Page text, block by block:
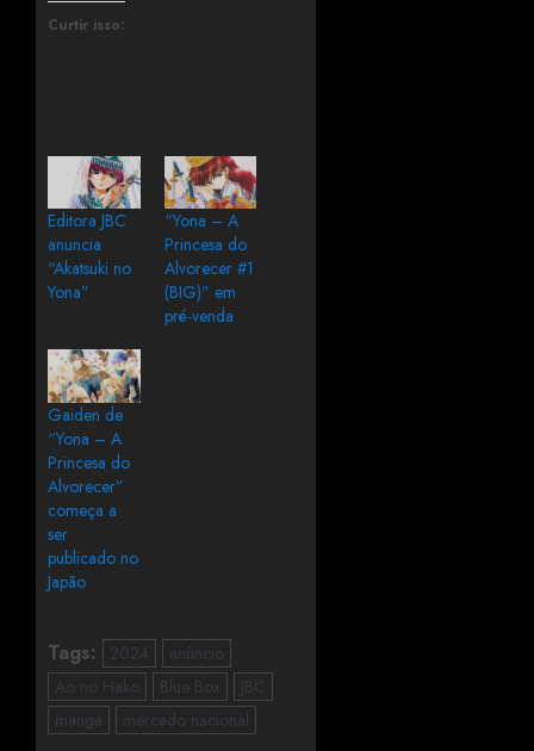
Curtir isso:
Editora JBC
anuncia
“Akatsuki no
Yona”
“Yona – A
Princesa do
Alvorecer #1
(BIG)” em
pré-venda
Gaiden de
“Yona – A
Princesa do
Alvorecer”
começa a
ser
publicado no
Japão
Tags: 2024
anúncio
Ao no Hako
Blue Box
JBC
manga
mercado nacional